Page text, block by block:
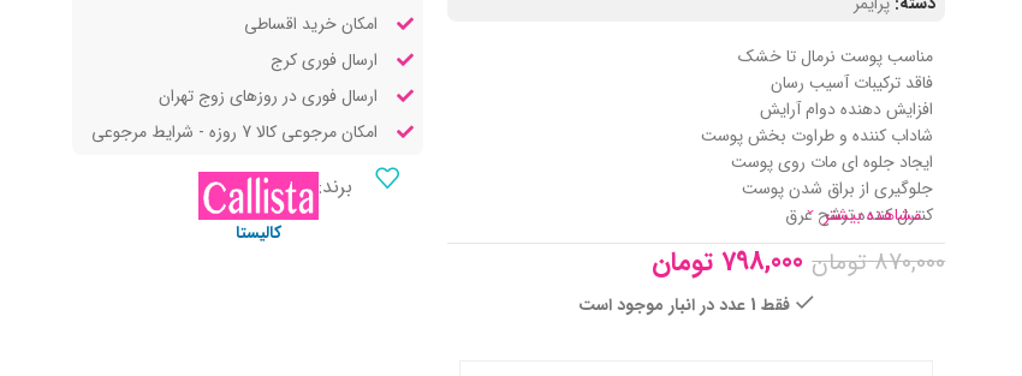
مناسب پوست نرمال تا خشک
فاقد ترکیبات آسیب رسان
افزایش دهنده دوام آرایش
شاداب کننده و طراوت بخش پوست
ایجاد جلوه ای مات روی پوست
جلوگیری از براق شدن پوست
کنترل کننده ترشح عرق
مشاهده بیشتر
870,000 تومان 798,000 تومان
فقط 1 عدد در انبار موجود است
امکان خرید اقساطی
ارسال فوری کرج
ارسال فوری در روزهای زوج تهران
امکان مرجوعی کالا 7 روزه - شرایط مرجوعی
برند:
کالیستا